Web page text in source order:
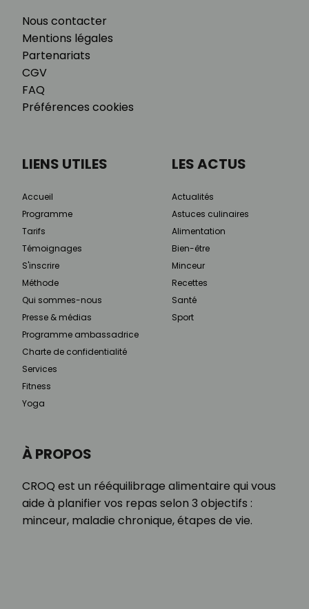
Nous contacter
Mentions légales
Partenariats
CGV
FAQ
Préférences cookies
À PROPOS
CROQ est un rééquilibrage alimentaire qui vous
aide à planifier vos repas selon 3 objectifs :
minceur, maladie chronique, étapes de vie.
LIENS UTILES
Accueil
Programme
Tarifs
Témoignages
S'inscrire
Méthode
Qui sommes-nous
Presse & médias
Programme ambassadrice
Charte de confidentialité
Services
Fitness
Yoga
LES ACTUS
Actualités
Astuces culinaires
Alimentation
Bien-être
Minceur
Recettes
Santé
Sport